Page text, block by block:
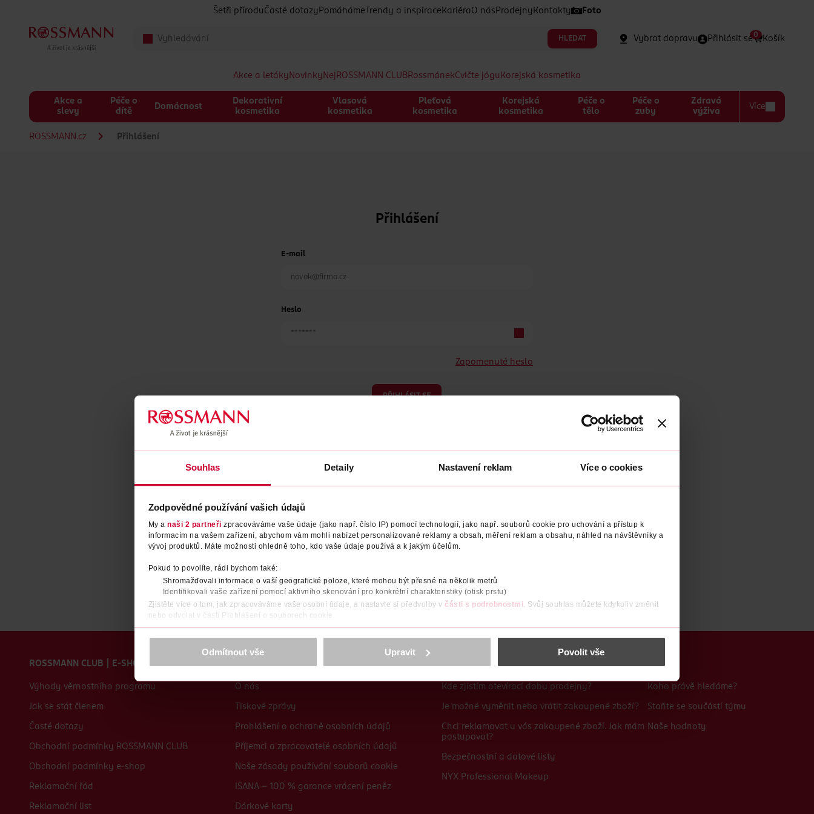
Souhlas Detaily Nastavení reklam Více o cookies
Zodpovědné používání vašich údajů
My a naši 2 partneři zpracováváme vaše údaje (jako např. číslo IP) pomocí technologií, jako např. souborů cookie pro uchování a přístup k
informacím na vašem zařízení, abychom vám mohli nabízet personalizované reklamy a obsah, měření reklam a obsahu, náhled na návštěvníky a
vývoj produktů. Máte možnosti ohledně toho, kdo vaše údaje používá a k jakým účelům.
Pokud to povolíte, rádi bychom také:
Shromažďovali informace o vaší geografické poloze, které mohou být přesné na několik metrů
Identifikovali vaše zařízení pomocí aktivního skenování pro konkrétní charakteristiky (otisk prstu)
Zjistěte více o tom, jak zpracováváme vaše osobní údaje, a nastavte si předvolby v části s podrobnostmi. Svůj souhlas můžete kdykoliv změnit
nebo odvolat v části Prohlášení o souborech cookie.
K provozu stránek, personalizaci obsahu a reklam, funkcí sociálních médií, analýze návštěvnosti, které mohou nést osobní údaje.
prohlášení o ochraně osobních údajů.
Děkujeme za pochopení. >více o cookies<
Odmítnout vše Upravit Povolit vše
Šetři přírodu Časté dotazy Pomáháme Trendy a inspirace Kariéra O nás Prodejny Kontakty Foto
HLEDAT Vybrat dopravu Přihlásit se Košík
0
Akce a letáky Novinky Nej ROSSMANN CLUBRossmánekCvičte jógu Korejská kosmetika
Akce a
slevy
Péče o
dítě
Domácnost
Dekorativní
kosmetika
Vlasová
kosmetika
Pleťová
kosmetika
Korejská
kosmetika
Péče o
tělo
Péče o
zuby
Zdravá
výživa
Více
ROSSMANN.cz Přihlášení
Přihlášení
E-mail
Heslo
Zapomenuté heslo
PŘIHLÁSIT SE
Nemáte účet? Registrujte se e-mailem
ROSSMANN CLUB | E-SHOP
Výhody věrnostního programu
Jak se stát členem
Časté dotazy
Obchodní podmínky ROSSMANN CLUB
Obchodní podmínky e-shop
Reklamační řád
Reklamační list
O nás
Tiskové zprávy
Prohlášení o ochraně osobních údajů
Příjemci a zpracovatelé osobních údajů
Naše zásady používání souborů cookie
ISANA - 100 % garance vrácení peněz
Dárkové karty
Časté dotazy
Kde zjistím otevírací dobu prodejny?
Je možné vyměnit nebo vrátit zakoupené zboží?
Chci reklamovat u vás zakoupené zboží. Jak mám
postupovat?
Bezpečnostní a datové listy
NYX Professional Makeup
Kariéra
Koho právě hledáme?
Staňte se součástí týmu
Naše hodnoty